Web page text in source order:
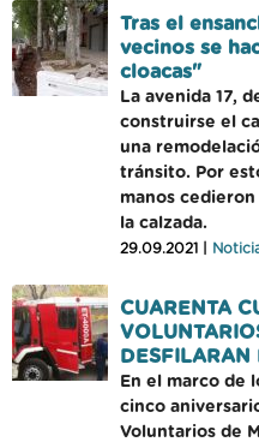
Tras el
vecinos se
cloacas"
La avenida 17,
construirse el
una
tránsito. Por
manos
la calzada.
29.09.2021 |
CUARENTA
DESFILARAN
En el marco de
cinco
Voluntarios de